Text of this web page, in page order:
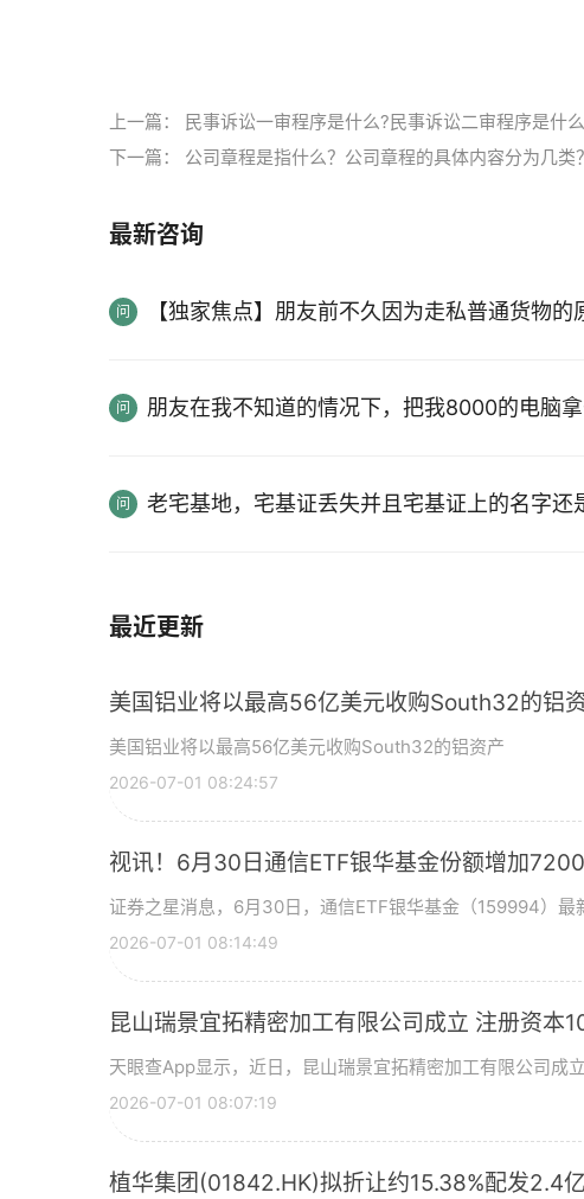
上一篇： 民事诉讼一审程序是什么?民事诉讼二审程序是什
下一篇： 公司章程是指什么？公司章程的具体内容分为几类
最新咨询
【独家焦点】朋友前不久因为走私普通货物
朋友在我不知道的情况下，把我8000的电脑拿
老宅基地，宅基证丢失并且宅基证上的名字
最近更新
美国铝业将以最高56亿美元收购South32的铝
美国铝业将以最高56亿美元收购South32的铝资产
2026-07-01 08:24:57
视讯！6月30日通信ETF银华基金份额增加
证券之星消息，6月30日，通信ETF银华基金（159994）最
2026-07-01 08:14:49
昆山瑞景宜拓精密加工有限公司成立 注册资本
天眼查App显示，近日，昆山瑞景宜拓精密加工有限公司成
2026-07-01 08:07:19
植华集团(01842.HK)拟折让约15.38%配发2.4